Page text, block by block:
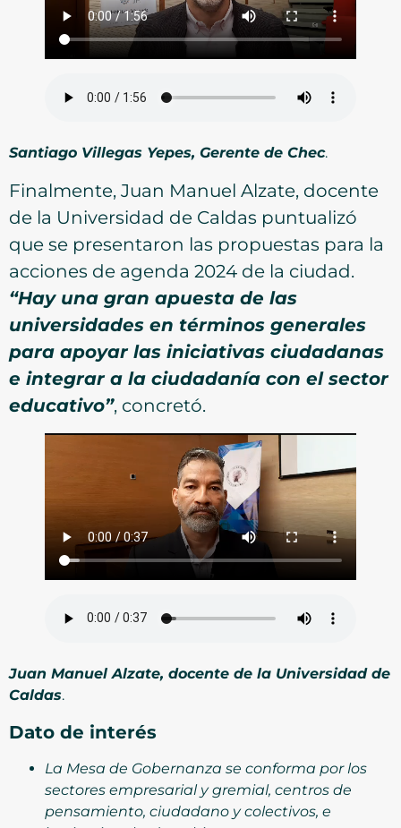
Santiago Villegas Yepes, Gerente de Chec.
Finalmente, Juan Manuel Alzate, docente
de la Universidad de Caldas puntualizó
que se presentaron las propuestas para la
acciones de agenda 2024 de la ciudad.
“Hay una gran apuesta de las
universidades en términos generales
para apoyar las iniciativas ciudadanas
e integrar a la ciudadanía con el sector
educativo”, concretó.
Juan Manuel Alzate, docente de la Universidad de
Caldas.
Dato de interés
La Mesa de Gobernanza se conforma por los
sectores empresarial y gremial, centros de
pensamiento, ciudadano y colectivos, e